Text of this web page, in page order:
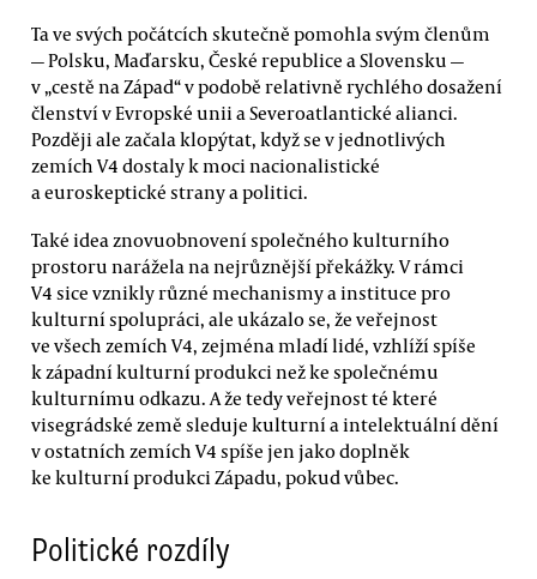
Ta ve svých počátcích skutečně pomohla svým členům
— Polsku, Maďarsku, České republice a Slovensku —
v „cestě na Západ“ v podobě relativně rychlého dosažení
členství v Evropské unii a Severoatlantické alianci.
Později ale začala klopýtat, když se v jednotlivých
zemích V4 dostaly k moci nacionalistické
a euroskeptické strany a politici.
Také idea znovuobnovení společného kulturního
prostoru narážela na nejrůznější překážky. V rámci
V4 sice vznikly různé mechanismy a instituce pro
kulturní spolupráci, ale ukázalo se, že veřejnost
ve všech zemích V4, zejména mladí lidé, vzhlíží spíše
k západní kulturní produkci než ke společnému
kulturnímu odkazu. A že tedy veřejnost té které
visegrádské země sleduje kulturní a intelektuální dění
v ostatních zemích V4 spíše jen jako doplněk
ke kulturní produkci Západu, pokud vůbec.
Politické rozdíly